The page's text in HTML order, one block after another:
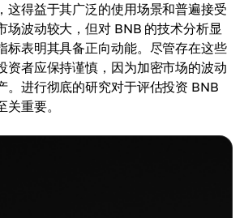
这得益于其广泛的使用场景和普遍接受
场波动较大，但对 BNB 的技术分析显
标表明其具备正向动能。尽管存在这些
资者应保持谨慎，因为加密市场的波动
。进行彻底的研究对于评估投资 BNB
重要。